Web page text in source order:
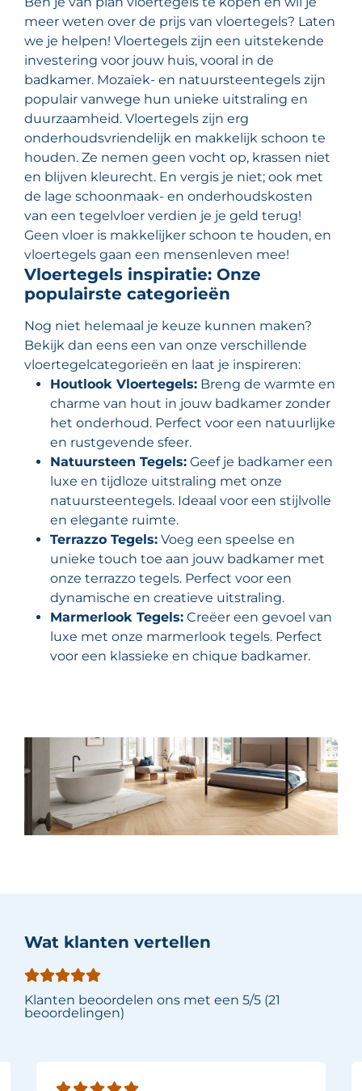
meer weten over de prijs van vloertegels? Laten
we je helpen! Vloertegels zijn een uitstekende
investering voor jouw huis, vooral in de
badkamer. Mozaïek- en natuursteentegels zijn
populair vanwege hun unieke uitstraling en
duurzaamheid. Vloertegels zijn erg
onderhoudsvriendelijk en makkelijk schoon te
houden. Ze nemen geen vocht op, krassen niet
en blijven kleurecht. En vergis je niet; ook met
de lage schoonmaak- en onderhoudskosten
van een tegelvloer verdien je je geld terug!
Geen vloer is makkelijker schoon te houden, en
vloertegels gaan een mensenleven mee!
Vloertegels inspiratie: Onze
populairste categorieën
Nog niet helemaal je keuze kunnen maken?
Bekijk dan eens een van onze verschillende
vloertegelcategorieën en laat je inspireren:
Houtlook Vloertegels: Breng de warmte en
charme van hout in jouw badkamer zonder
het onderhoud. Perfect voor een natuurlijke
en rustgevende sfeer.
Natuursteen Tegels: Geef je badkamer een
luxe en tijdloze uitstraling met onze
natuursteentegels. Ideaal voor een stijlvolle
en elegante ruimte.
Terrazzo Tegels: Voeg een speelse en
unieke touch toe aan jouw badkamer met
onze terrazzo tegels. Perfect voor een
dynamische en creatieve uitstraling.
Marmerlook Tegels: Creëer een gevoel van
luxe met onze marmerlook tegels. Perfect
voor een klassieke en chique badkamer.
Wat klanten vertellen
Klanten beoordelen ons met een 5/5 (21
beoordelingen)